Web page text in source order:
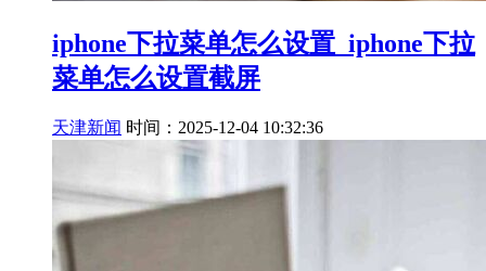
iphone下拉菜单怎么设置_iphone下拉
菜单怎么设置截屏
天津新闻 时间：2025-12-04 10:32:36